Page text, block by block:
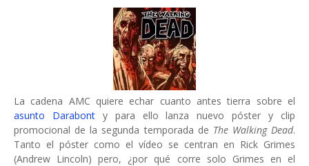
La cadena AMC quiere echar cuanto antes tierra sobre el
asunto Darabonty para ello lanza nuevo póster y clip
promocional de la segunda temporada de The Walking Dead.
Tanto el póster como el vídeo se centran en Rick Grimes
(Andrew Lincoln) pero, ¿por qué corre solo Grimes en el